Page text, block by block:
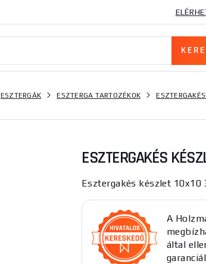
ESZTERGÁK ESZTERGA TARTOZÉKOK
ESZTERGAKÉS
Esztergakés készlet 10x10
A
által